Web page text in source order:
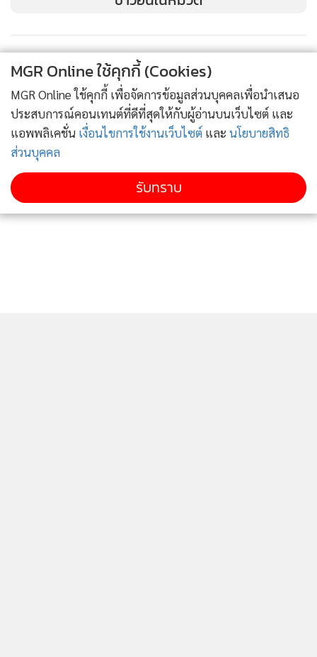
MGR Online ใช้คุกกี้ (Cookies)
MGR Online ใช้คุกกี้ เพื่อจัดการข้อมูลส่วนบุคคลเพื่อนำเสนอ
ประสบการณ์คอนเทนต์ที่ดีที่สุดให้กับผู้อ่านบนเว็บไซต์ และ
แอพพลิเคชั่น เงื่อนไขการใช้งานเว็บไซต์ และ นโยบายสิทธิ
ส่วนบุคคล
รับทราบ